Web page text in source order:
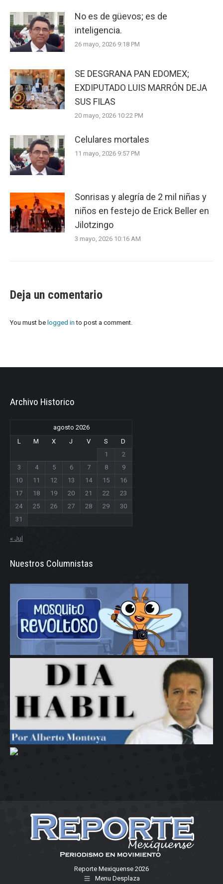
No es de güevos; es de
inteligencia.
26 mayo, 2026 9:18 PM
SE DESGRANA PAN EDOMEX;
EXDIPUTADO LUIS MARRÓN DEJA
SUS FILAS
20 mayo, 2026 10:22 PM
Celulares mortales
11 mayo, 2026 9:57 PM
Sonrisas y alegría de 2 mil niñas y
niños en festejo de Erick Beller en
Jilotzingo
3 mayo, 2026 10:16 AM
Deja un comentario
You must be logged in to post a comment.
Archivo Historico
agosto 2026
L
M X J V S
D
1
2
3
4 5 6 7 8
9
10
11 12 13 14 15
16
17
18 19 20 21 22
23
24
25 26 27 28 29
30
31
« Jul
Nuestros Columnistas
Reporte Mexiquense 2026
Menu Desplaza